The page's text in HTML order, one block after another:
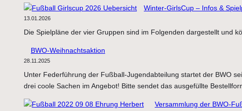
Winter-GirlsCup – Infos &
13.01.2026
Die Spielpläne der vier Gruppen sind im Folgenden dargestellt und
BWO-Weihnachtsaktion
28.11.2025
Unter Federführung der Fußball-Jugendabteilung startet der BWO
drei coole Sachen im Angebot! Bitte sendet das ausgefüllte
Versammlung der BWO-